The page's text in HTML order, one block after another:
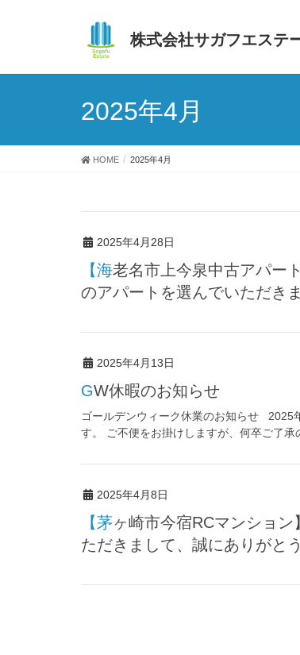
株式会社サガフエステ
2025年4月
HOME 2025年4月
2025年4月28日
【海老名市上今泉中古アパート】が成約になりました。買主様、仲介会社様、弊社
のアパートを選んでいただき
2025年4月13日
GW休暇のお知らせ
ゴールデンウィーク休業のお知らせ
す。 ご不便をお掛けしますが、何卒ご了
2025年4月8日
【茅ヶ崎市今宿RCマンション】が成約になりました。弊社のマンションを選んでい
ただきまして、誠にありがと